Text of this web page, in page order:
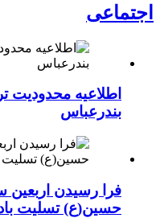
اجتماعی
اطلاعیه محدودیت
بندرعباس
فرا رسیدن اربعین
حسین(ع) تسلیت